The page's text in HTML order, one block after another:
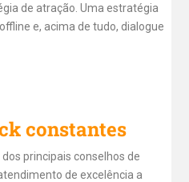
de atração. Uma estratégia
e, acima de tudo, dialogue
constantes
principais conselhos de
de excelência a